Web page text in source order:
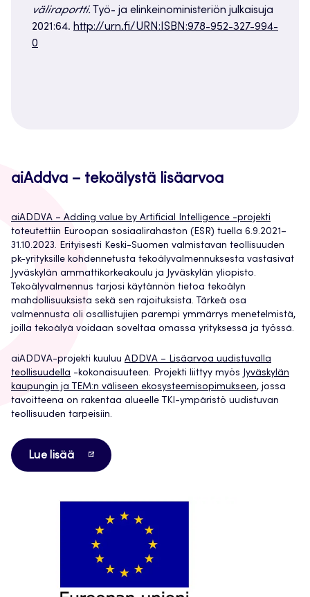
väliraportti. Työ- ja elinkeinoministeriön julkaisuja
2021:64. http://urn.fi/URN:ISBN:978-952-327-994-
0
aiAddva – tekoälystä lisäarvoa
aiADDVA – Adding value by Artificial Intelligence -projekti
toteutettiin Euroopan sosiaalirahaston (ESR) tuella 6.9.2021–
31.10.2023. Erityisesti Keski-Suomen valmistavan teollisuuden
pk-yrityksille kohdennetusta tekoälyvalmennuksesta vastasivat
Jyväskylän ammattikorkeakoulu ja Jyväskylän yliopisto.
Tekoälyvalmennus tarjosi käytännön tietoa tekoälyn
mahdollisuuksista sekä sen rajoituksista. Tärkeä osa
valmennusta oli osallistujien parempi ymmärrys menetelmistä,
joilla tekoälyä voidaan soveltaa omassa yrityksessä ja työssä.
aiADDVA-projekti kuuluu ADDVA – Lisäarvoa uudistuvalla
teollisuudella -kokonaisuuteen. Projekti liittyy myös Jyväskylän
kaupungin ja TEM:n väliseen ekosysteemisopimukseen, jossa
tavoitteena on rakentaa alueelle TKI-ympäristö uudistuvan
teollisuuden tarpeisiin.
Lue lisää
Avautuu
uuteen